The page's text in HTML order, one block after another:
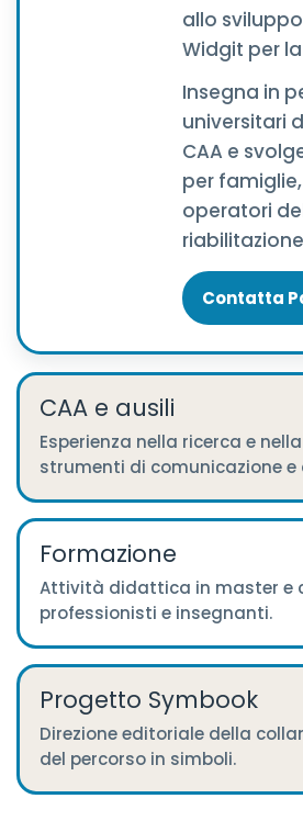
allo
Widgit per
Insegna in
universitari
CAA e
per
operatori
Contatta
CAA e ausili
Esperienza nella ricerca e
strumenti di comunicazione
Formazione
Attività didattica in master e
professionisti e insegnanti.
Progetto Symbook
Direzione editoriale della
del percorso in simboli.